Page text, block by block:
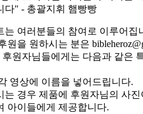
다" - 총괄지휘 햄빵빵
는 여러분들의 참여로 이루어집
원을 원하시는 분은
원자님들에게는 다음과 같은
영상에 이름을 넣어드립니다.
는 경우 제품에 후원자님의 사
아이들에게 제공합니다.